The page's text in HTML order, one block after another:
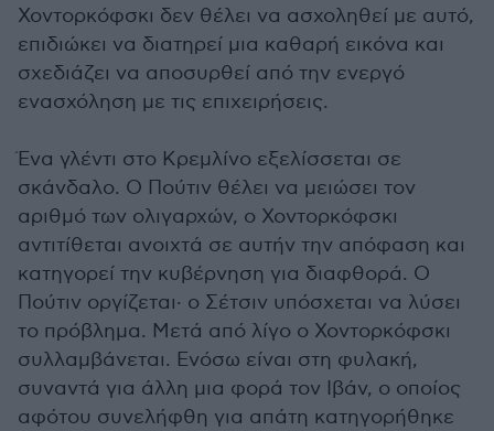
Χοντορκόφσκι δεν θέλει να ασχοληθεί με αυτό,
επιδιώκει να διατηρεί μια καθαρή εικόνα και
σχεδιάζει να αποσυρθεί από την ενεργό
ενασχόληση με τις επιχειρήσεις.
Ένα γλέντι στο Κρεμλίνο εξελίσσεται σε
σκάνδαλο. Ο Πούτιν θέλει να μειώσει τον
αριθμό των ολιγαρχών, ο Χοντορκόφσκι
αντιτίθεται ανοιχτά σε αυτήν την απόφαση και
κατηγορεί την κυβέρνηση για διαφθορά. Ο
Πούτιν οργίζεται· ο Σέτσιν υπόσχεται να λύσει
το πρόβλημα. Μετά από λίγο ο Χοντορκόφσκι
συλλαμβάνεται. Ενόσω είναι στη φυλακή,
συναντά για άλλη μια φορά τον Ιβάν, ο οποίος
αφότου συνελήφθη για απάτη κατηγορήθηκε